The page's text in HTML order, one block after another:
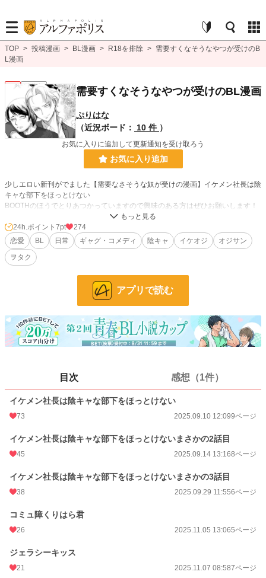
TOP > 投稿漫画 > BL漫画 > R18を排除 > 需要すくなそうなやつが受けのB
L漫画
BL 連載中 需要すくなそうなやつが受けのBL漫画
ぷりはな
（近況ボード：
10 件 ）
お気に入りに追加して更新通知を受け取ろう
お気に入り追加
少しエロい新刊がでました【需要なさそうな奴が受けの漫画】イケメン社長は陰
キャな部下をほっとけない
BOOTHのほうでとりあつかっていますので興味のある方はぜひお願いします！
https://purihana.booth.pm/items/7466812
BL漫画 246 位 / 1,405 件
BL
ページ数 52
更新日時 2025.11.26 06:23
累計ポイント
24h.ポイント 7pt
274
恋愛
BL 日常 ギャグ・コメディ 陰キャ イケオジ
オジサン
ヲタク
アプリで読む
目次 感想（1件）
イケメン社長は陰キャな部下をほっとけない
73 2025.09.10 12:099ページ
イケメン社長は陰キャな部下をほっとけないまさかの2話目
45 2025.09.14 13:168ページ
イケメン社長は陰キャな部下をほっとけないまさかの3話目
38 2025.09.29 11:556ページ
コミュ障くりはら君
26 2025.11.05 13:065ページ
ジェラシーキッス
21 2025.11.07 08:587ページ